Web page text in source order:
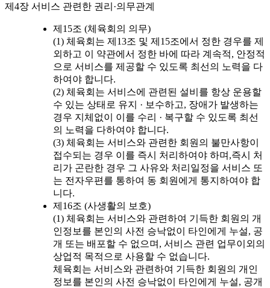
제4장 서비스 관련한 권리·의무관계
제15조 (체육회의 의무)
(1) 체육회는 제13조 및 제15조에서 정한 경우를 제
외하고 이 약관에서 정한 바에 따라 계속적, 안정적
으로 서비스를 제공할 수 있도록 최선의 노력을 다
하여야 합니다.
(2) 체육회는 서비스에 관련된 설비를 항상 운용할
수 있는 상태로 유지 · 보수하고, 장애가 발생하는
경우 지체없이 이를 수리 · 복구할 수 있도록 최선
의 노력을 다하여야 합니다.
(3) 체육회는 서비스와 관련한 회원의 불만사항이
접수되는 경우 이를 즉시 처리하여야 하며,즉시 처
리가 곤란한 경우 그 사유와 처리일정을 서비스 또
는 전자우편를 통하여 동 회원에게 통지하여야 합
니다.
제16조 (사생활의 보호)
(1) 체육회는 서비스와 관련하여 기득한 회원의 개
인정보를 본인의 사전 승낙없이 타인에게 누설, 공
개 또는 배포할 수 없으며, 서비스 관련 업무이외의
상업적 목적으로 사용할 수 없습니다.
체육회는 서비스와 관련하여 기득한 회원의 개인
정보를 본인의 사전 승낙없이 타인에게 누설, 공개